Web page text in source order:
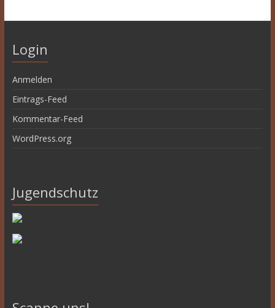
Login
Anmelden
Eintrags-Feed
Kommentar-Feed
WordPress.org
Jugendschutz